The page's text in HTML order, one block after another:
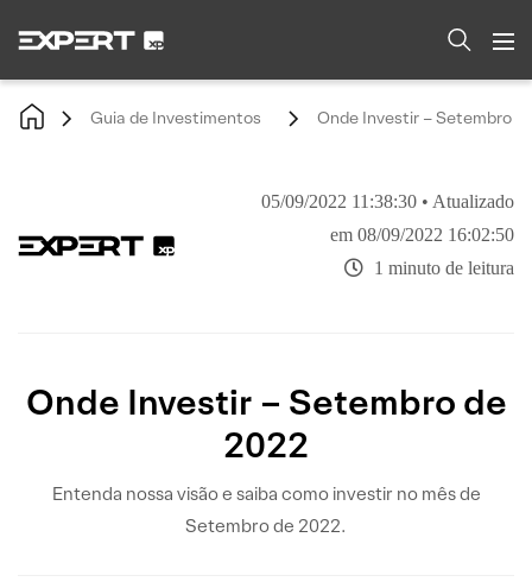
Guia de Investimentos Onde Investir – Setembro
05/09/2022 11:38:30 • Atualizado
em 08/09/2022 16:02:50
1 minuto de leitura
Onde Investir – Setembro de
2022
Entenda nossa visão e saiba como investir no mês de
Setembro de 2022.